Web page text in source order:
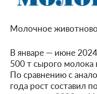
Молочное
В январе — июне
500 т сырого молока
По сравнению с
года рост составил